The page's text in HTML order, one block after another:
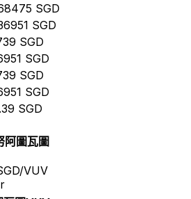
SGD
SGD
SGD
SGD
SGD
SGD
SGD
阿圖瓦圖
VUV